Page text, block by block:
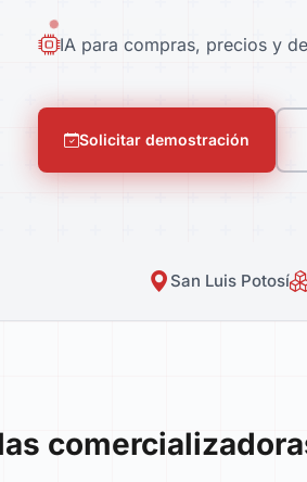
IA para compras, precios y
Solicitar demostración
San Luis Potosí